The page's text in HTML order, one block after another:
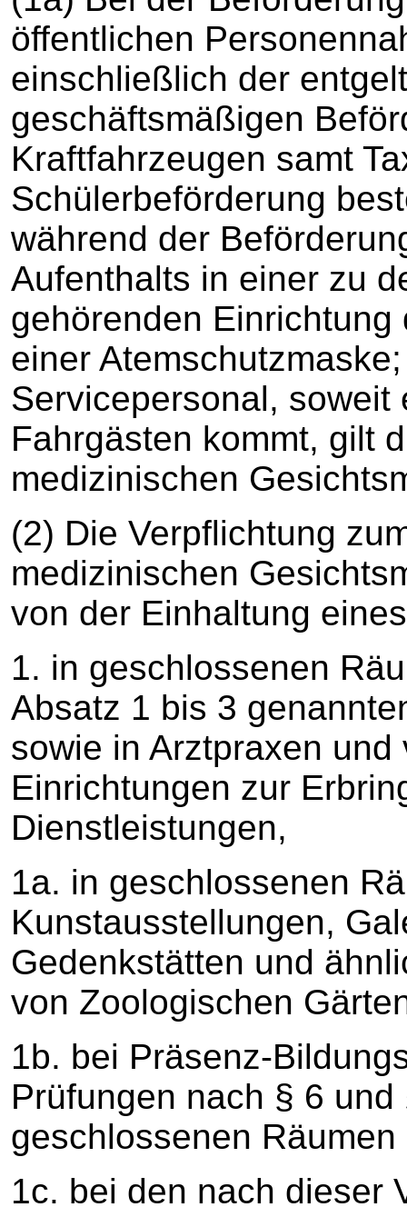
öffentlichen
einschließlich der
geschäftsmäßigen
Kraftfahrzeugen samt
Schülerbeförderung
während der
Aufenthalts in einer zu
gehörenden
einer
Servicepersonal, soweit
Fahrgästen kommt, gilt
medizinischen
(2) Die Verpflichtung
medizinischen
von der Einhaltung
1. in geschlossenen
Absatz 1 bis 3
sowie in Arztpraxen und
Einrichtungen zur
Dienstleistungen,
1a. in geschlossenen
Kunstausstellungen,
Gedenkstätten und
von Zoologischen
1b. bei Präsenz-
Prüfungen nach § 6
geschlossenen
1c. bei den nach dieser